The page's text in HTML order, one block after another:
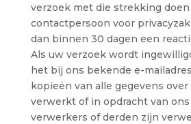
verzoek met die strekking doen
contactpersoon voor
dan binnen 30 dagen een
Als uw verzoek wordt
het bij ons bekende e-
kopieën van alle gegevens
verwerkt of in opdracht van
verwerkers of derden zijn